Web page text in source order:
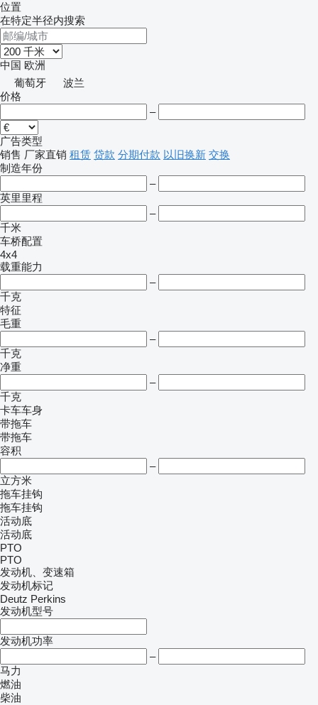
位置
在特定半径内搜索
中国 欧洲
葡萄牙
波兰
价格
–
广告类型
销售 厂家直销 租赁 贷款 分期付款 以旧换新 交换
制造年份
–
英里里程
–
千米
车桥配置
4x4
载重能力
–
千克
特征
毛重
–
千克
净重
–
千克
卡车车身
带拖车
带拖车
容积
–
立方米
拖车挂钩
拖车挂钩
活动底
活动底
PTO
PTO
发动机、变速箱
发动机标记
Deutz Perkins
发动机型号
发动机功率
–
马力
燃油
柴油